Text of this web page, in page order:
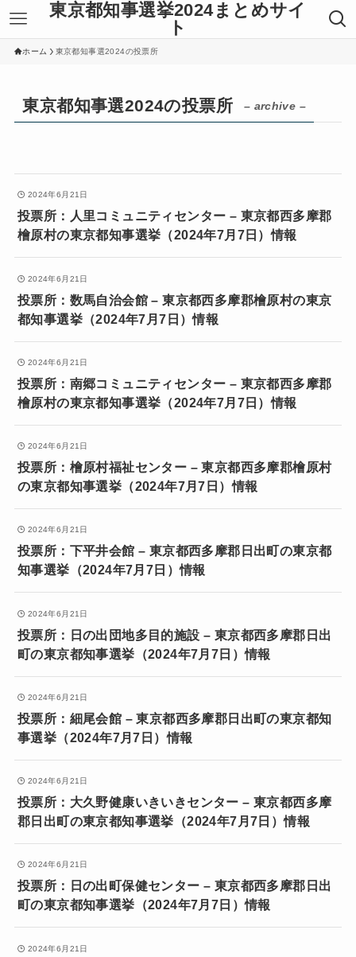
東京都知事選挙2024まとめサイ
ト
ホーム 東京都知事選2024の投票所
東京都知事選2024の投票所 – archive –
2024年6月21日
投票所：人里コミュニティセンター – 東京都西多摩郡
檜原村の東京都知事選挙（2024年7月7日）情報
2024年6月21日
投票所：数馬自治会館 – 東京都西多摩郡檜原村の東京
都知事選挙（2024年7月7日）情報
2024年6月21日
投票所：南郷コミュニティセンター – 東京都西多摩郡
檜原村の東京都知事選挙（2024年7月7日）情報
2024年6月21日
投票所：檜原村福祉センター – 東京都西多摩郡檜原村
の東京都知事選挙（2024年7月7日）情報
2024年6月21日
投票所：下平井会館 – 東京都西多摩郡日出町の東京都
知事選挙（2024年7月7日）情報
2024年6月21日
投票所：日の出団地多目的施設 – 東京都西多摩郡日出
町の東京都知事選挙（2024年7月7日）情報
2024年6月21日
投票所：細尾会館 – 東京都西多摩郡日出町の東京都知
事選挙（2024年7月7日）情報
2024年6月21日
投票所：大久野健康いきいきセンター – 東京都西多摩
郡日出町の東京都知事選挙（2024年7月7日）情報
2024年6月21日
投票所：日の出町保健センター – 東京都西多摩郡日出
町の東京都知事選挙（2024年7月7日）情報
2024年6月21日